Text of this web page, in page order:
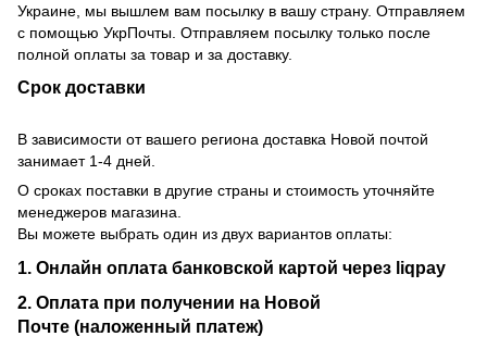
Украине, мы вышлем вам посылку в вашу страну. Отправляем
с помощью УкрПочты. Отправляем посылку только после
полной оплаты за товар и за доставку.
Срок доставки
В зависимости от вашего региона доставка Новой почтой
занимает 1-4 дней.
О сроках поставки в другие страны и стоимость уточняйте
менеджеров магазина.
Вы можете выбрать один из двух вариантов оплаты:
1. Онлайн оплата банковской картой через liqpay
2. Оплата при получении на Новой
Почте (наложенный платеж)